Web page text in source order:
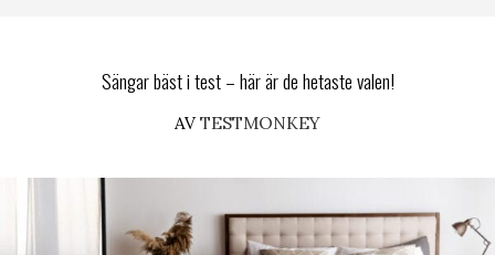
Sängar bäst i test – här är de hetaste valen!
AVTESTMONKEY